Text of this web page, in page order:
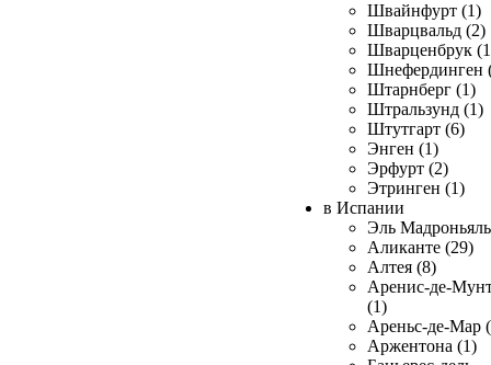
Швайнфурт (1)
Шварцвальд (2)
Шварценбрук
Шнефердинген
Штарнберг (1)
Штральзунд (1)
Штутгарт (6)
Энген (1)
Эрфурт (2)
Этринген (1)
в Испании
Эль
Аликанте (29)
Алтея (8)
Аренис-де-
(1)
Ареньс-де-Мар
Аржентона (1)